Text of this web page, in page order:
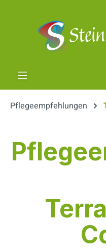
Pflegeempfehlungen